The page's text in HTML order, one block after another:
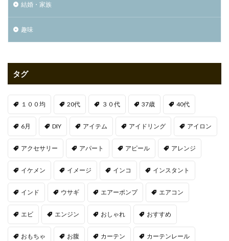
結婚・家族
趣味
タグ
１００均 20代 ３０代 37歳 40代
6月 DIY アイテム アイドリング アイロン
アクセサリー アパート アピール アレンジ
イケメン イメージ インコ インスタント
インド ウサギ エアーポンプ エアコン
エビ エンジン おしゃれ おすすめ
おもちゃ お腹 カーテン カーテンレール